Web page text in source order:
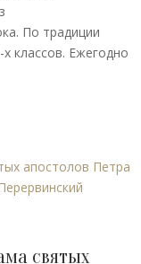
По традиции
классов. Ежегодно
святых